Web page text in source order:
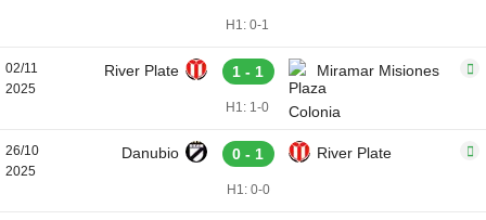
H1: 0-1
02/11
2025
River Plate 1 - 1 Miramar Misiones
H1: 1-0
26/10
2025
Danubio 0 - 1 River Plate
H1: 0-0